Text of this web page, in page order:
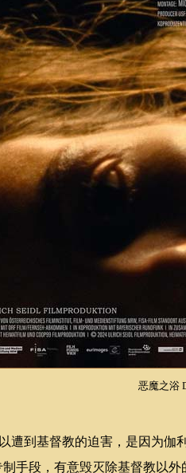
恶魔之浴
到基督教的迫害，是因为伽
手段，有意毁灭除基督教以